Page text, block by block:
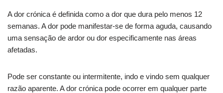
A dor crónica é definida como a dor que dura pelo menos 12
semanas. A dor pode manifestar-se de forma aguda, causando
uma sensação de ardor ou dor especificamente nas áreas
afetadas.
Pode ser constante ou intermitente, indo e vindo sem qualquer
razão aparente. A dor crónica pode ocorrer em qualquer parte